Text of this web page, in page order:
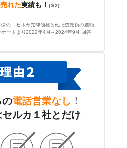
れた実績も！ (※2)
の、セルカ売却価格と他社査定額の差額
ケートより2022年4月～2024年9月 回答
の電話営業なし ！
ルカ１社とだけ